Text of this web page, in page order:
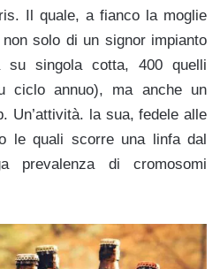
Il quale, a fianco la moglie
solo di un signor impianto
su singola cotta, 400 quelli
ciclo annuo), ma anche un
Un’attività. la sua, fedele alle
le quali scorre una linfa dal
prevalenza di cromosomi